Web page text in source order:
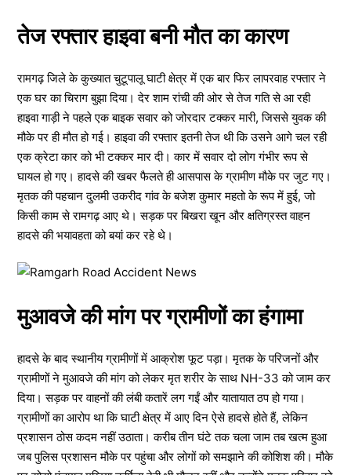
तेज रफ्तार हाइवा बनी मौत का कारण
रामगढ़ जिले के कुख्यात चुटूपालू घाटी क्षेत्र में एक बार फिर लापरवाह रफ्तार ने
एक घर का चिराग बुझा दिया। देर शाम रांची की ओर से तेज गति से आ रही
हाइवा गाड़ी ने पहले एक बाइक सवार को जोरदार टक्कर मारी, जिससे युवक की
मौके पर ही मौत हो गई। हाइवा की रफ्तार इतनी तेज थी कि उसने आगे चल रही
एक क्रेटा कार को भी टक्कर मार दी। कार में सवार दो लोग गंभीर रूप से
घायल हो गए। हादसे की खबर फैलते ही आसपास के ग्रामीण मौके पर जुट गए।
मृतक की पहचान दुलमी उकरीद गांव के बजेश कुमार महतो के रूप में हुई, जो
किसी काम से रामगढ़ आए थे। सड़क पर बिखरा खून और क्षतिग्रस्त वाहन
हादसे की भयावहता को बयां कर रहे थे।
मुआवजे की मांग पर ग्रामीणों का हंगामा
हादसे के बाद स्थानीय ग्रामीणों में आक्रोश फूट पड़ा। मृतक के परिजनों और
ग्रामीणों ने मुआवजे की मांग को लेकर मृत शरीर के साथ NH-33 को जाम कर
दिया। सड़क पर वाहनों की लंबी कतारें लग गईं और यातायात ठप हो गया।
ग्रामीणों का आरोप था कि घाटी क्षेत्र में आए दिन ऐसे हादसे होते हैं, लेकिन
प्रशासन ठोस कदम नहीं उठाता। करीब तीन घंटे तक चला जाम तब खत्म हुआ
जब पुलिस प्रशासन मौके पर पहुंचा और लोगों को समझाने की कोशिश की। मौके